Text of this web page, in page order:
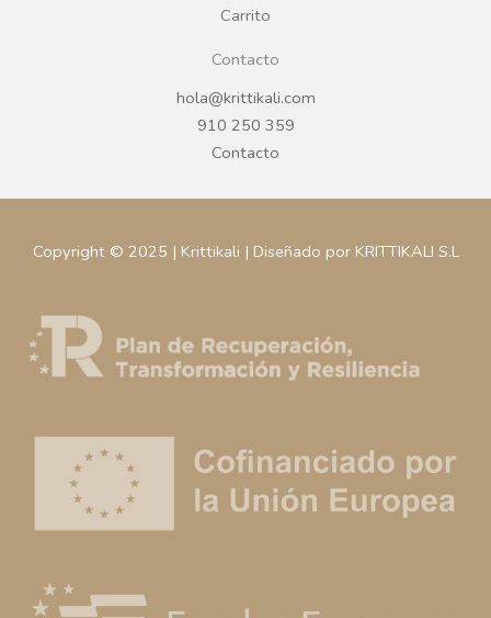
Carrito
Contacto
hola@krittikali.com
910 250 359
Contacto
Copyright © 2025 | Krittikali | Diseñado por KRITTIKALI S.L